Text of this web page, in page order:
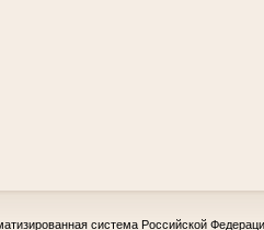
система Российской